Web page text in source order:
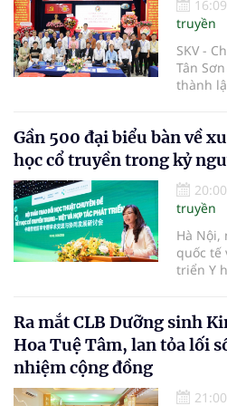
truyền
16:09
truyền
SKV -
Tân
thành
kiện
sở, góp
cổ
nhân
Gần 500 đại biểu bàn về
học cổ truyền trong kỷ
20:00
truyền
Hà Nội,
quốc tế
triển Y
– Dược
học
500 đại
viện
Ra mắt CLB Dưỡng sinh
Hoa Tuệ Tâm, lan tỏa lối
nhiệm cộng đồng
21:00